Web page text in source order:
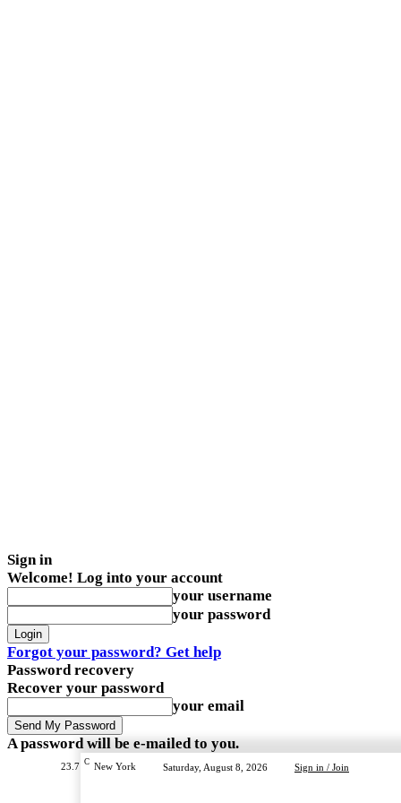
Sign in
Welcome! Log into your account
your username
your password
Forgot your password? Get help
Password recovery
Recover your password
your email
A password will be e-mailed to you.
23.7 C New York Saturday, August 8, 2026 Sign in / Join